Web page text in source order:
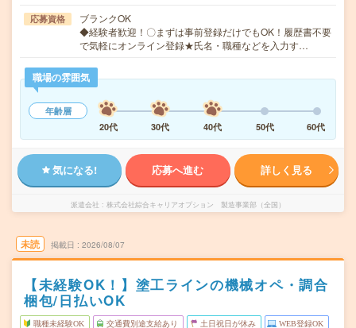
応募資格
ブランクOK
◆経験者歓迎！〇まずは事前登録だけでもOK！履歴書不要
で気軽にオンライン登録★氏名・職種などを入力す…
職場の雰囲気
年齢層
20代
30代 40代 50代 60代
気になる! 応募へ進む 詳しく見る
派遣会社 株式会社綜合キャリアオプション 製造事業部（全国）
未読 掲載日 2026/08/07
【未経験OK！】塗工ラインの機械オペ・調合
梱包/日払いOK
職種未経験OK 交通費別途支給あり 土日祝日が休み WEB登録OK